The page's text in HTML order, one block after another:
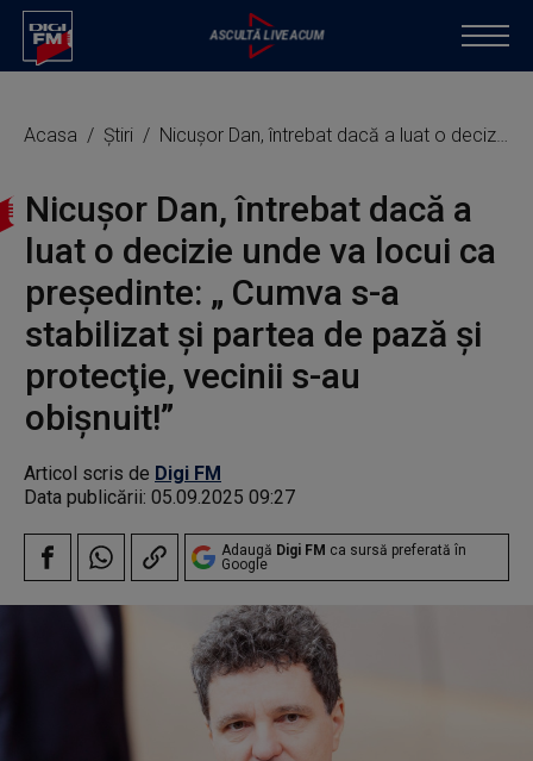
Acasa Știri Nicuşor Dan, întrebat dacă a luat o decizie unde va locui ca președinte: „ Cumva s-a stabilizat şi partea de pază şi protecţie, vecinii s-au obişnuit!”
Nicuşor Dan, întrebat dacă a
luat o decizie unde va locui ca
președinte: „ Cumva s-a
stabilizat şi partea de pază şi
protecţie, vecinii s-au
obişnuit!”
Articol scris de Digi FM
Data publicării: 05.09.2025 09:27
Adaugă Digi FM ca sursă preferată în
Google